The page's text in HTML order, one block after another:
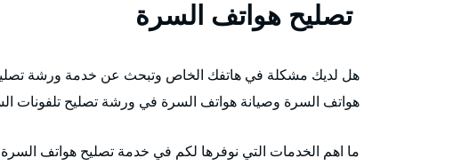
تصليح هواتف السرة
هل لديك مشكلة في هاتفك الخاص وتبحث عن خدمة ورشة
هواتف السرة وصيانة هواتف السرة في ورشة تصليح تلفونات
ما اهم الخدمات التي نوفرها لكم في خدمة تصليح هواتف